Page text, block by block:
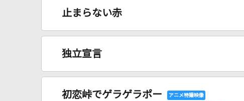
止まらない赤
独立宣言
初恋峠でゲラゲラポー